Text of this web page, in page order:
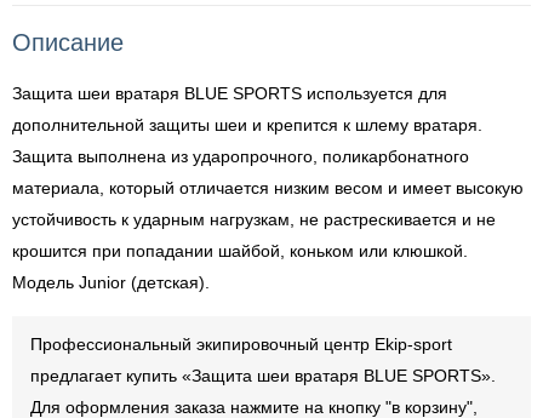
Описание
Защита шеи вратаря BLUE SPORTS используется для
дополнительной защиты шеи и крепится к шлему вратаря.
Защита выполнена из ударопрочного, поликарбонатного
материала, который отличается низким весом и имеет высокую
устойчивость к ударным нагрузкам, не растрескивается и не
крошится при попадании шайбой, коньком или клюшкой.
Модель Junior (детская).
Профессиональный экипировочный центр Ekip-sport
предлагает купить «Защита шеи вратаря BLUE SPORTS».
Для оформления заказа нажмите на кнопку "в корзину",